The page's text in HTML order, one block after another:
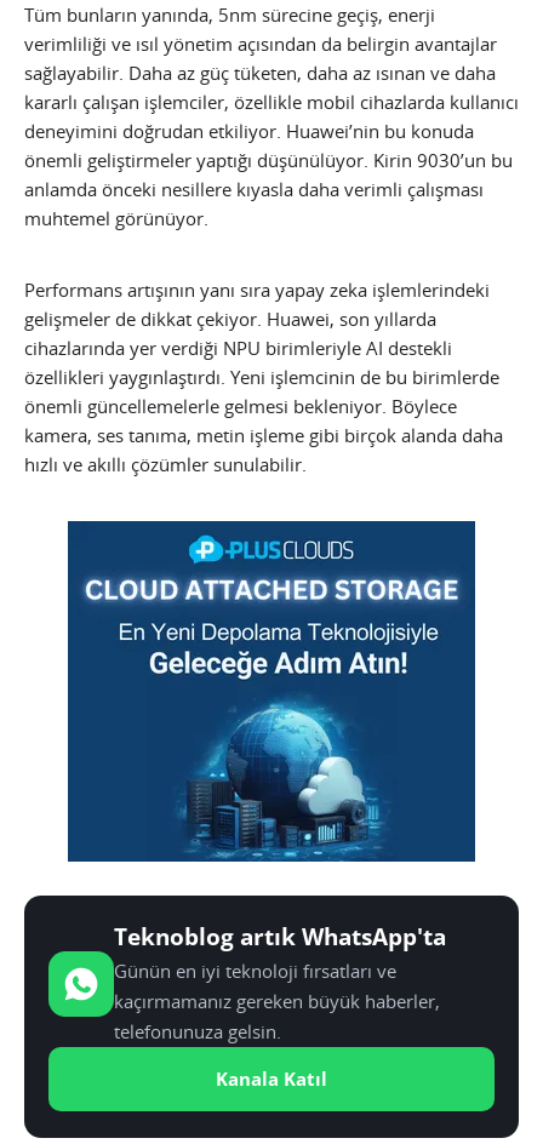
Tüm bunların yanında, 5nm sürecine geçiş, enerji
verimliliği ve ısıl yönetim açısından da belirgin avantajlar
sağlayabilir. Daha az güç tüketen, daha az ısınan ve daha
kararlı çalışan işlemciler, özellikle mobil cihazlarda kullanıcı
deneyimini doğrudan etkiliyor. Huawei’nin bu konuda
önemli geliştirmeler yaptığı düşünülüyor. Kirin 9030’un bu
anlamda önceki nesillere kıyasla daha verimli çalışması
muhtemel görünüyor.
Performans artışının yanı sıra yapay zeka işlemlerindeki
gelişmeler de dikkat çekiyor. Huawei, son yıllarda
cihazlarında yer verdiği NPU birimleriyle AI destekli
özellikleri yaygınlaştırdı. Yeni işlemcinin de bu birimlerde
önemli güncellemelerle gelmesi bekleniyor. Böylece
kamera, ses tanıma, metin işleme gibi birçok alanda daha
hızlı ve akıllı çözümler sunulabilir.
Teknoblog artık WhatsApp'ta
Günün en iyi teknoloji fırsatları ve
kaçırmamanız gereken büyük haberler,
telefonunuza gelsin.
Kanala Katıl